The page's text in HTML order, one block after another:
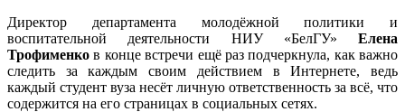
Директор департамента молодёжной политики и
воспитательной деятельности НИУ «БелГУ» Елена
Трофименко в конце встречи ещё раз подчеркнула, как важно
следить за каждым своим действием в Интернете, ведь
каждый студент вуза несёт личную ответственность за всё, что
содержится на его страницах в социальных сетях.